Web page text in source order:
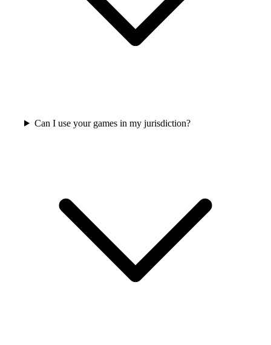
Can I use your games in my jurisdiction?